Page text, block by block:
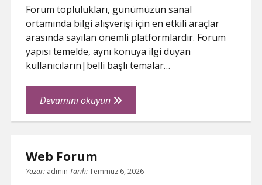
Forum toplulukları, günümüzün sanal
ortamında bilgi alışverişi için en etkili araçlar
arasında sayılan önemli platformlardır. Forum
yapısı temelde, aynı konuya ilgi duyan
kullanıcıların|belli başlı temalar…
Devamını okuyunForum
Web Forum
Yazar: admin Tarih:Temmuz 6, 2026